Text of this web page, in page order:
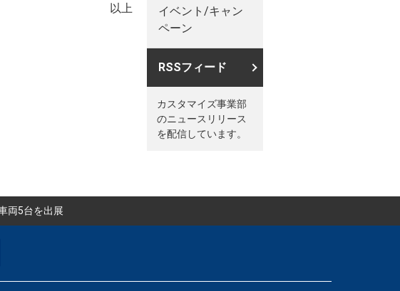
以上
イベント/キャン
ペーン
RSSフィード
カスタマイズ事業部
のニュースリリース
を配信しています。
両5台を出展